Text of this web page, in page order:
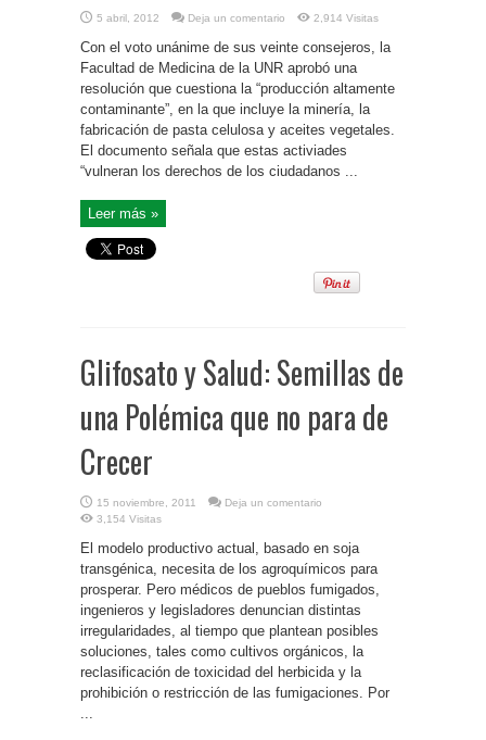
5 abril, 2012 Deja un comentario 2,914 Visitas
Con el voto unánime de sus veinte consejeros, la
Facultad de Medicina de la UNR aprobó una
resolución que cuestiona la “producción altamente
contaminante”, en la que incluye la minería, la
fabricación de pasta celulosa y aceites vegetales.
El documento señala que estas activiades
“vulneran los derechos de los ciudadanos ...
Leer más »
Glifosato y Salud: Semillas de
una Polémica que no para de
Crecer
15 noviembre, 2011
Deja un comentario
3,154 Visitas
El modelo productivo actual, basado en soja
transgénica, necesita de los agroquímicos para
prosperar. Pero médicos de pueblos fumigados,
ingenieros y legisladores denuncian distintas
irregularidades, al tiempo que plantean posibles
soluciones, tales como cultivos orgánicos, la
reclasificación de toxicidad del herbicida y la
prohibición o restricción de las fumigaciones. Por